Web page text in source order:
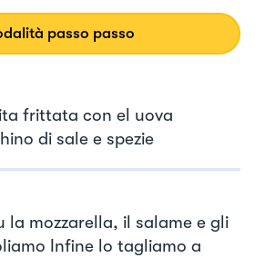
passo passo
frittata con el uova
di sale e spezie
la mozzarella, il salame e gli
Infine lo tagliamo a